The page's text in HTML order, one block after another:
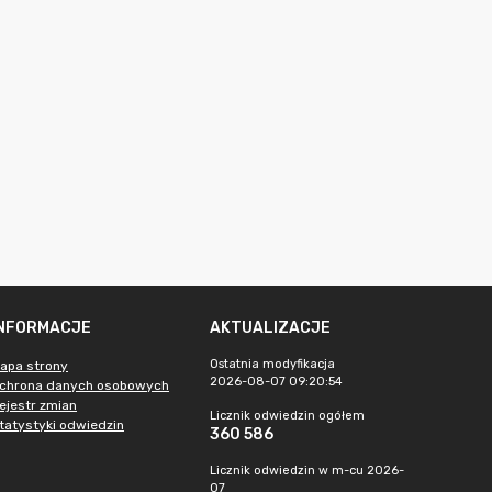
strony
danych osobowych
zmian
odwiedzin
AKTUALIZACJE
Ostatnia modyfikacja
2026-08-07 09:20:54
Licznik odwiedzin ogółem
360 586
Licznik odwiedzin w m-cu 2026-
07